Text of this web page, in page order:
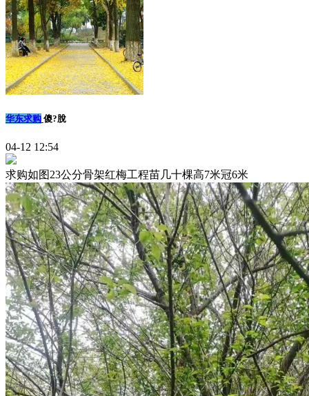
华东求购 傻?脫
04-12 12:54
求购如图23公分骨架红梅工程苗几十棵高7米冠6米